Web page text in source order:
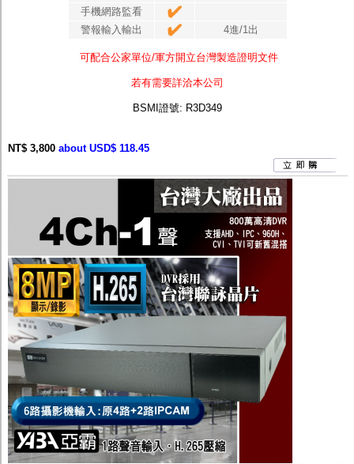
手機網路監看
警報輸入輸出
4進/1出
可配合公家單位/軍方開立台灣製造證明文件
若有需要詳洽本公司
BSMI證號: R3D349
NT$ 3,800 about USD$ 118.45